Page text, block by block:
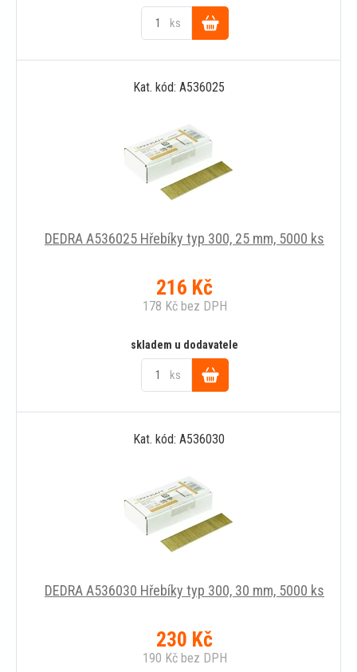
ks
Do
košíku
Kat. kód: A536025
DEDRA A536025 Hřebíky typ 300, 25 mm, 5000 ks
216 Kč
178 Kčbez DPH
skladem u dodavatele
ks
Do
košíku
Kat. kód: A536030
DEDRA A536030 Hřebíky typ 300, 30 mm, 5000 ks
230 Kč
190 Kčbez DPH